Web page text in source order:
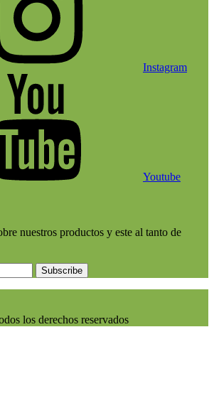
Instagram
Youtube
nuestros productos y este al tanto de
Subscribe
los derechos reservados